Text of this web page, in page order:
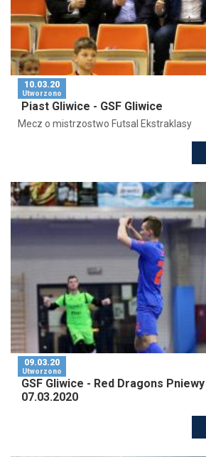
10.03.20
Utworzono
Piast Gliwice - GSF Gliwice
Mecz o mistrzostwo Futsal Ekstraklasy
09.03.20
Utworzono
GSF Gliwice - Red Dragons Pniewy
07.03.2020